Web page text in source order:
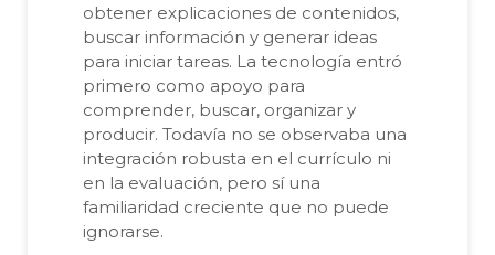
obtener explicaciones de contenidos,
buscar información y generar ideas
para iniciar tareas. La tecnología entró
primero como apoyo para
comprender, buscar, organizar y
producir. Todavía no se observaba una
integración robusta en el currículo ni
en la evaluación, pero sí una
familiaridad creciente que no puede
ignorarse.